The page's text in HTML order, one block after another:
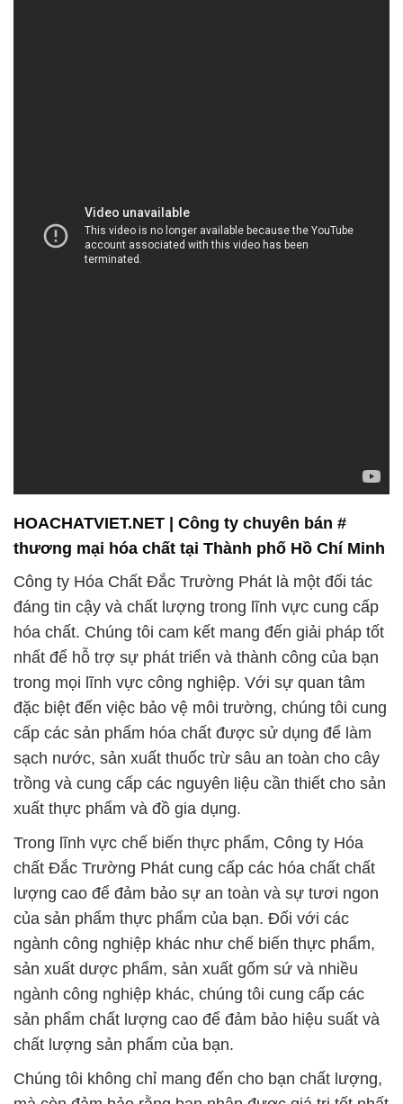
Công ty Hóa Chất Đắc Trường Phát là một đối tác
đáng tin cậy và chất lượng trong lĩnh vực cung cấp
hóa chất. Chúng tôi cam kết mang đến giải pháp tốt
nhất để hỗ trợ sự phát triển và thành công của bạn
trong mọi lĩnh vực công nghiệp. Với sự quan tâm
đặc biệt đến việc bảo vệ môi trường, chúng tôi cung
cấp các sản phẩm hóa chất được sử dụng để làm
sạch nước, sản xuất thuốc trừ sâu an toàn cho cây
trồng và cung cấp các nguyên liệu cần thiết cho sản
xuất thực phẩm và đồ gia dụng.
Trong lĩnh vực chế biến thực phẩm, Công ty Hóa
chất Đắc Trường Phát cung cấp các hóa chất chất
lượng cao để đảm bảo sự an toàn và sự tươi ngon
của sản phẩm thực phẩm của bạn. Đối với các
ngành công nghiệp khác như chế biến thực phẩm,
sản xuất dược phẩm, sản xuất gốm sứ và nhiều
ngành công nghiệp khác, chúng tôi cung cấp các
sản phẩm chất lượng cao để đảm bảo hiệu suất và
chất lượng sản phẩm của bạn.
Chúng tôi không chỉ mang đến cho bạn chất lượng,
mà còn đảm bảo rằng bạn nhận được giá trị tốt nhất
cho nguồn tài chính của mình. Uy tín là một cam kết
hằng ngày của chúng tôi, và khách hàng của chúng
tôi luôn đánh giá cao sự chuyên nghiệp, đáng tin
cậy và dịch vụ khách hàng xuất sắc mà chúng tôi